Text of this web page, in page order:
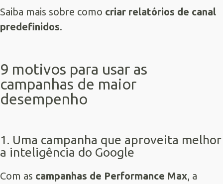
Saiba mais sobre como criar relatórios de canal
predefinidos.
9 motivos para usar as
campanhas de maior
desempenho
1. Uma campanha que aproveita melhor
a inteligência do Google
Com as campanhas de Performance Max, a